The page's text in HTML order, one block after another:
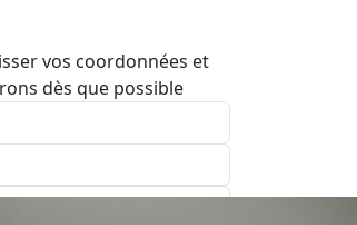
vos coordonnées et
dès que possible